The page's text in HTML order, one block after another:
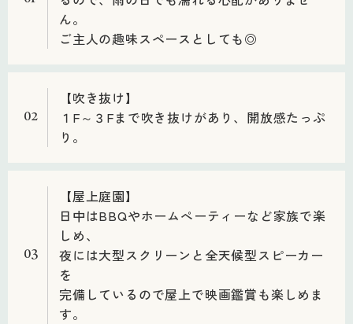
ん。
ご主人の趣味スペースとしても◎
02
【吹き抜け】
１F～３Fまで吹き抜けがあり、開放感たっぷ
り。
03
【屋上庭園】
日中はBBQやホームぺーティーなど家族で楽
しめ、
夜には大型スクリーンと全天候型スピーカー
を
完備しているので屋上で映画鑑賞も楽しめま
す。